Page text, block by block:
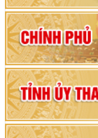
2026-2031
80 năm
vì sự phát
Bộ Chính trị
Đảng bộ
2025 - 2030
Đại hội đại
nhiệm kỳ